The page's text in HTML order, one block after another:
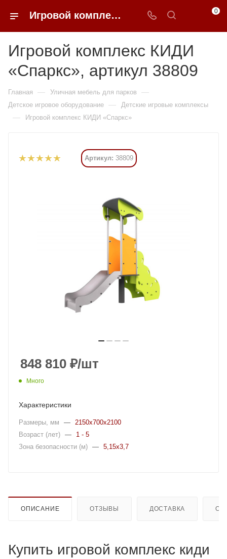
Игровой комплекс КИДИ «Спаркс» купить в Москве от 771 645 ₽ - 0FFER 0
Игровой комплекс КИДИ
«Спаркс», артикул 38809
Главная — Уличная мебель для парков —
Детское игровое оборудование — Детские игровые комплексы
— Игровой комплекс КИДИ «Спаркс»
Артикул: 38809
848 810 ₽/шт
Много
Характеристики
Размеры, мм —
2150x700x2100
Возраст (лет) —
1 - 5
Зона безопасности (м) — 5,15x3,7
ОПИСАНИЕ ОТЗЫВЫ ДОСТАВКА
Купить игровой комплекс киди